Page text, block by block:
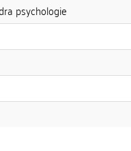
psychologie